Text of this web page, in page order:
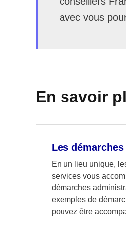
avec vous
En savoir
Les
En un lieu unique,
services vous
démarches
exemples de
pouvez être